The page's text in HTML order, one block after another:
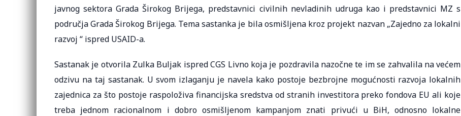
javnog sektora Grada Širokog Brijega, predstavnici civilnih nevladinih udruga kao i predstavnici MZ s
područja Grada Širokog Brijega. Tema sastanka je bila osmišljena kroz projekt nazvan „Zajedno za lokalni
razvoj “ ispred USAID-a.
Sastanak je otvorila Zulka Buljak ispred CGS Livno koja je pozdravila nazočne te im se zahvalila na većem
odzivu na taj sastanak. U svom izlaganju je navela kako postoje bezbrojne mogućnosti razvoja lokalnih
zajednica za što postoje raspoloživa financijska sredstva od stranih investitora preko fondova EU ali koje
treba jednom racionalnom i dobro osmišljenom kampanjom znati privući u BiH, odnosno lokalne